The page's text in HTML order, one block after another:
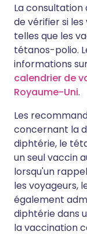
La
de vérifier si
telles que les
tétanos-polio.
informations
calendrier de
Royaume-Uni.
Les
concernant la
diphtérie, le
un seul vaccin
lorsqu'un
les voyageurs,
également
diphtérie dans
la vaccination